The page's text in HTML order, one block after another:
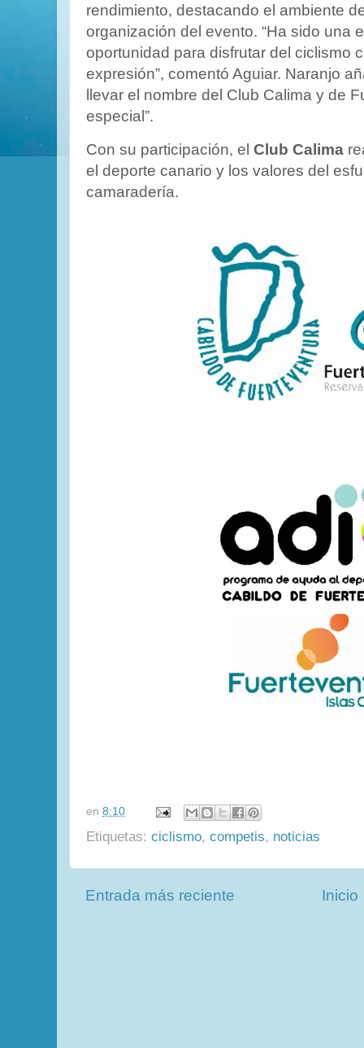
rendimiento, destacando el ambiente
organización del evento. “Ha sido una
oportunidad para disfrutar del ciclismo
expresión”, comentó Aguiar. Naranjo
llevar el nombre del Club Calima y de
especial”.
Con su participación, el Club Calima
el deporte canario y los valores del
camaradería.
en 8:10
Etiquetas: ciclismo, competis, noticias
Entrada más reciente Inicio